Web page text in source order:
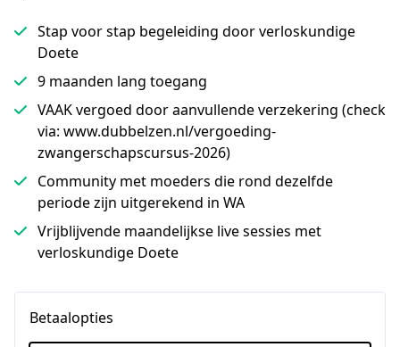
Stap voor stap begeleiding door verloskundige
Doete
9 maanden lang toegang
VAAK vergoed door aanvullende verzekering (check
via: www.dubbelzen.nl/vergoeding-
zwangerschapscursus-2026)
Community met moeders die rond dezelfde
periode zijn uitgerekend in WA
Vrijblijvende maandelijkse live sessies met
verloskundige Doete
Betaalopties